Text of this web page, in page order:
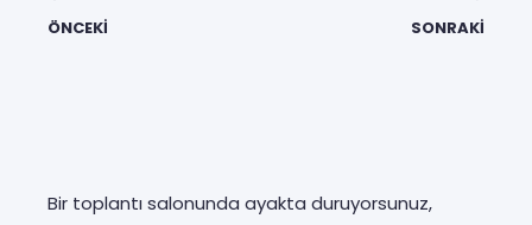
ÖNCEKI SONRAKI
Bir toplantı salonunda ayakta duruyorsunuz,